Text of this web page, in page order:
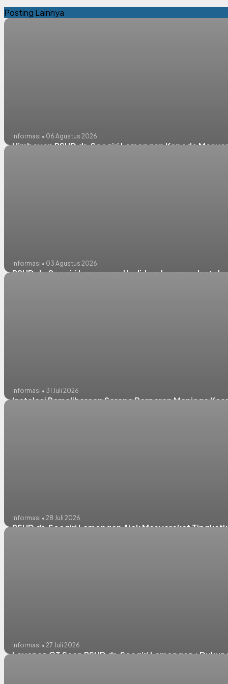
Posting Lainnya
Informasi • 06 Agustus 2026
Himbauan RSUD dr. Soegiri Lamongan Kepada
Informasi • 03 Agustus 2026
RSUD dr. Soegiri Lamongan Hadirkan Layanan
Informasi • 31 Juli 2026
Instalasi Pemeliharaan Sarana Berperan Menjaga
Informasi • 28 Juli 2026
RSUD dr. Soegiri Lamongan Ajak Masyarakat
Informasi • 27 Juli 2026
Layanan CT Scan RSUD dr. Soegiri Lamongan :